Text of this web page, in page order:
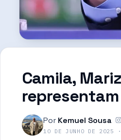
Camila,
Por Kemuel Sousa
10 DE JUNHO DE 2025